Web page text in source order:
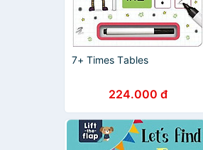
7+ Times Tables
224.000 đ